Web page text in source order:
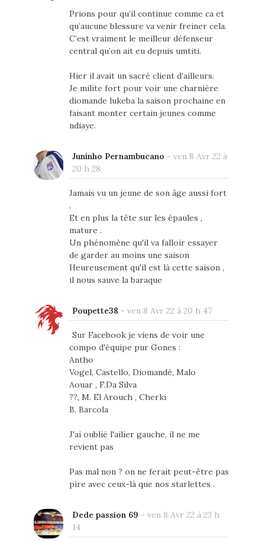
Prions pour qu’il continue comme ca et
qu’aucune blessure va venir freiner cela.
C’est vraiment le meilleur défenseur
central qu’on ait eu depuis umtiti.
Hier il avait un sacré client d’ailleurs.
Je milite fort pour voir une charnière
diomande lukeba la saison prochaine en
faisant monter certain jeunes comme
ndiaye.
Juninho Pernambucano - ven 8 Avr 22 à
20 h 28
Jamais vu un jeune de son âge aussi fort
.
Et en plus la tête sur les épaules ,
mature .
Un phénomène qu'il va falloir essayer
de garder au moins une saison
Heureusement qu'il est là cette saison ,
il nous sauve la baraque
Poupette38 - ven 8 Avr 22 à 20 h 47
Sur Facebook je viens de voir une
compo d'équipe pur Gones :
Antho
Vogel, Castello, Diomandé, Malo
Aouar , F.Da Silva
??, M. El Arouch , Cherki
B. Barcola
J'ai oublié l'ailier gauche, il ne me
revient pas
Pas mal non ? on ne ferait peut-être pas
pire avec ceux-là que nos starlettes .
Dede passion 69 - ven 8 Avr 22 à 23 h
14